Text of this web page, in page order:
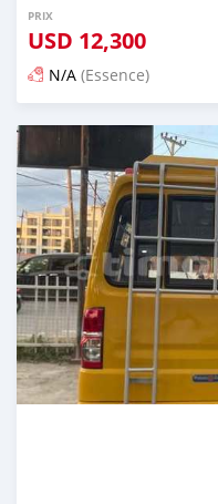
PRIX
USD 12,300
N/A (Essence)
Publié il y a 21 jours